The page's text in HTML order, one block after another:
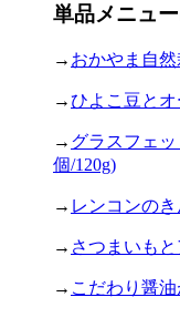
単品メニュ
→ おかやま自
→ひよこ豆と
→ グラスフェ
個/120g)
→ レンコンの
→ さつまいも
→ こだわり醤